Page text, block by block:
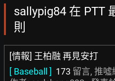
sallypig84 在 PTT
則
[情報] 王柏融 再見安打
[ Baseball ] 173 留言, 推噓